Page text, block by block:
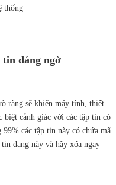
thống
đáng ngờ
ràng sẽ khiến máy tính, thiết
biệt cảnh giác với các tập tin có
các tập tin này có chứa mã
dạng này và hãy xóa ngay